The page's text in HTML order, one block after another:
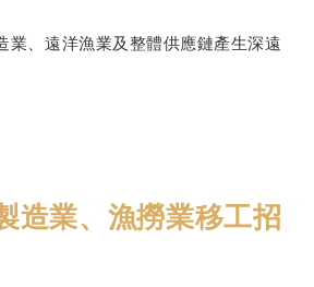
業、遠洋漁業及整體供應鏈產生深遠
造業、漁撈業移工招